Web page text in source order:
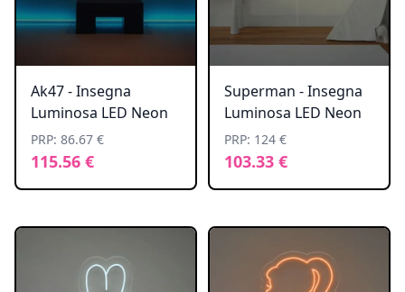
Ak47 - Insegna
Luminosa LED Neon
PRP: 86.67 €
115.56 €
Superman - Insegna
Luminosa LED Neon
PRP: 124 €
103.33 €